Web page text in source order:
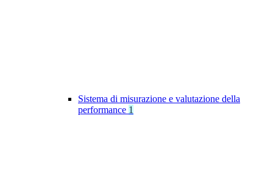
Sistema di misurazione e valutazione della
performance 1